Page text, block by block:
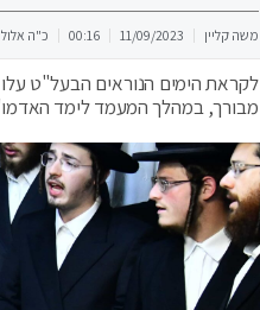
משה קליין 11/09/2023
00:16 כ"ה
לקראת הימים הנוראים הבעל"ט
מבורך, במהלך המעמד לימד